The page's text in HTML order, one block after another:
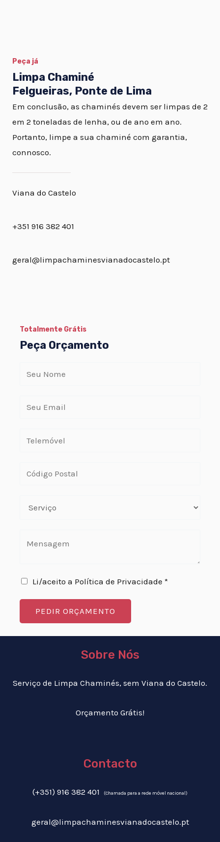
Peça já
Limpa Chaminé
Felgueiras, Ponte de Lima
Em conclusão, as chaminés devem ser limpas de 2
em 2 toneladas de lenha, ou de ano em ano.
Portanto, limpe a sua chaminé com garantia,
connosco.
Viana do Castelo
+351 916 382 401
geral@limpachaminesvianadocastelo.pt
Totalmente Grátis
Peça Orçamento
Li/aceito a Política de Privacidade *
PEDIR ORÇAMENTO
Sobre Nós
Serviço de Limpa Chaminés, sem Viana do Castelo.
Orçamento Grátis!
Contacto
(+351) 916 382 401 (Chamada para a rede móvel nacional)
geral@limpachaminesvianadocastelo.pt